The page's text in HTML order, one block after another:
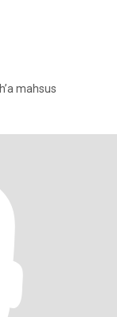
mahsus